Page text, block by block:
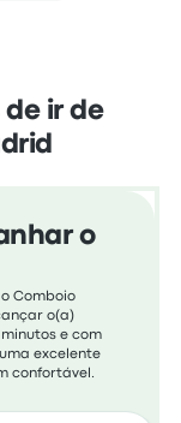
ir de
o
Comboio
o(a)
e com
excelente
confortável.